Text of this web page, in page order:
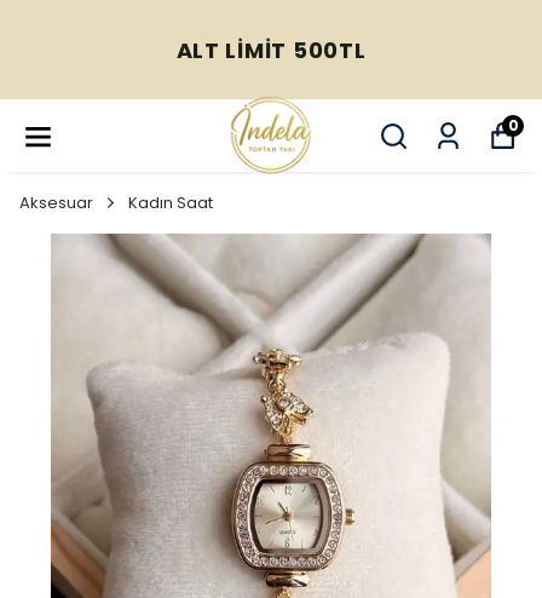
ALT LİMİT 500TL
0
Aksesuar Kadın Saat